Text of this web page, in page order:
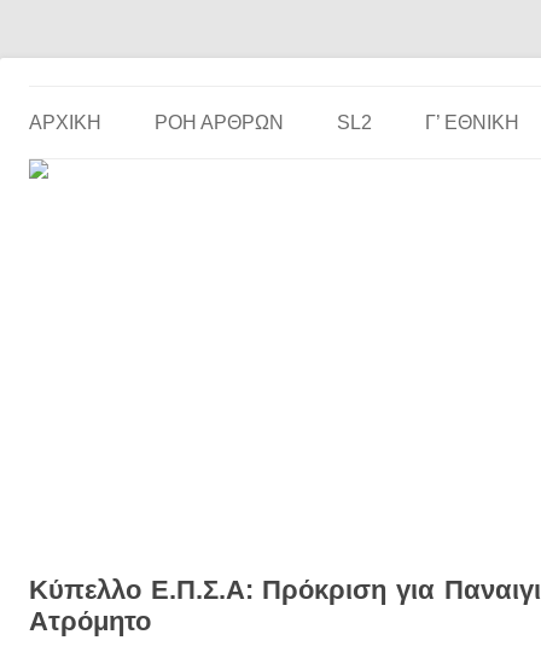
ΑΡΧΙΚΗ ΡΟΗ ΑΡΘΡΩΝ SL2 Γ’ ΕΘΝΙΚΉ
Κύπελλο Ε.Π.Σ.Α: Πρόκριση για
Ατρόμητο